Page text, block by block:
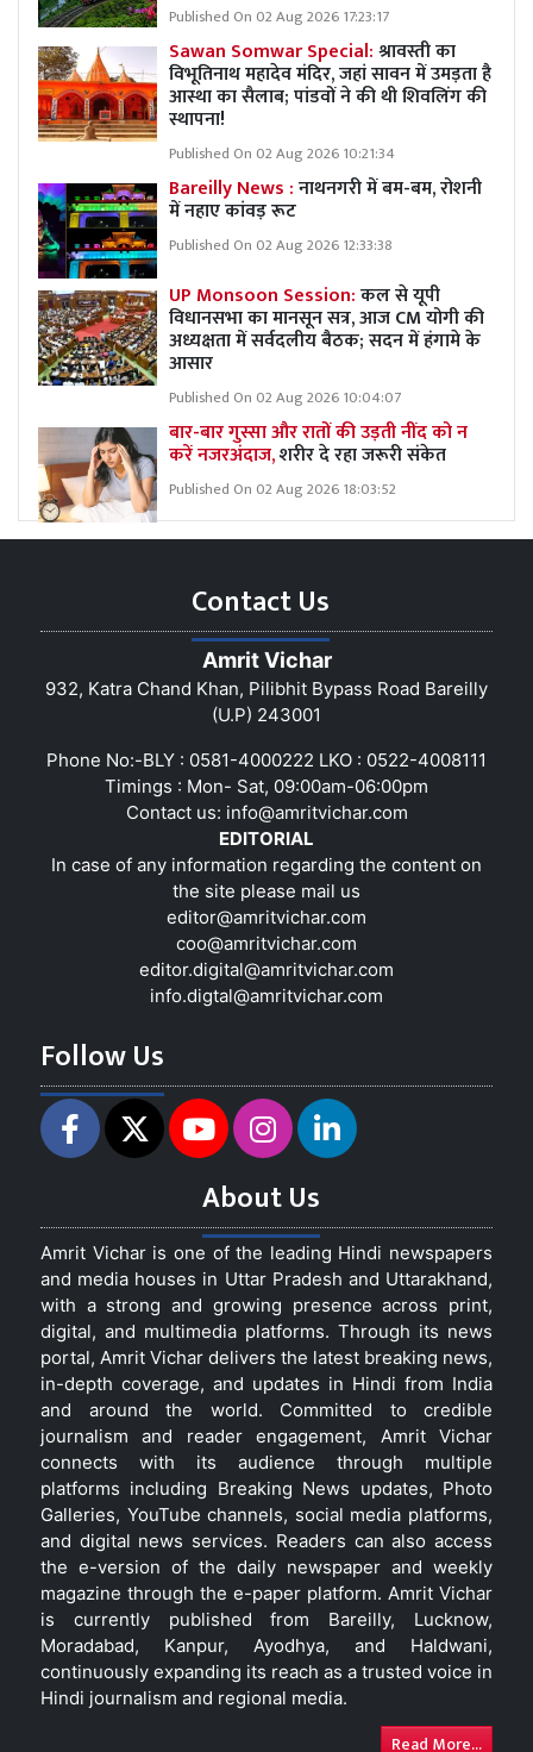
Published On 02 Aug 2026 17:23:17
Sawan Somwar Special:श्रावस्ती का
विभूतिनाथ महादेव मंदिर, जहां सावन में उमड़ता है
आस्था का सैलाब; पांडवों ने की थी शिवलिंग की
स्थापना!
Published On 02 Aug 2026 10:21:34
Bareilly News :नाथनगरी में बम-बम, रोशनी
में नहाए कांवड़ रूट
Published On 02 Aug 2026 12:33:38
UP Monsoon Session:कल से यूपी
विधानसभा का मानसून सत्र, आज CM योगी की
अध्यक्षता में सर्वदलीय बैठक; सदन में हंगामे के
आसार
Published On 02 Aug 2026 10:04:07
बार-बार गुस्सा और रातों की उड़ती नींद को न
करें नजरअंदाज,शरीर दे रहा जरूरी संकेत
Published On 02 Aug 2026 18:03:52
Contact Us
Amrit Vichar
932, Katra Chand Khan, Pilibhit Bypass Road Bareilly
(U.P) 243001
Phone No:-BLY : 0581-4000222 LKO : 0522-4008111
Timings : Mon- Sat, 09:00am-06:00pm
Contact us: info@amritvichar.com
EDITORIAL
In case of any information regarding the content on
the site please mail us
editor@amritvichar.com
coo@amritvichar.com
editor.digital@amritvichar.com
info.digtal@amritvichar.com
Follow Us
About Us
Amrit Vichar is one of the leading Hindi newspapers
and media houses in Uttar Pradesh and Uttarakhand,
with a strong and growing presence across print,
digital, and multimedia platforms. Through its news
portal, Amrit Vichar delivers the latest breaking news,
in-depth coverage, and updates in Hindi from India
and around the world. Committed to credible
journalism and reader engagement, Amrit Vichar
connects with its audience through multiple
platforms including Breaking News updates, Photo
Galleries, YouTube channels, social media platforms,
and digital news services. Readers can also access
the e-version of the daily newspaper and weekly
magazine through the e-paper platform. Amrit Vichar
is currently published from Bareilly, Lucknow,
Moradabad, Kanpur, Ayodhya, and Haldwani,
continuously expanding its reach as a trusted voice in
Hindi journalism and regional media.
Read More...